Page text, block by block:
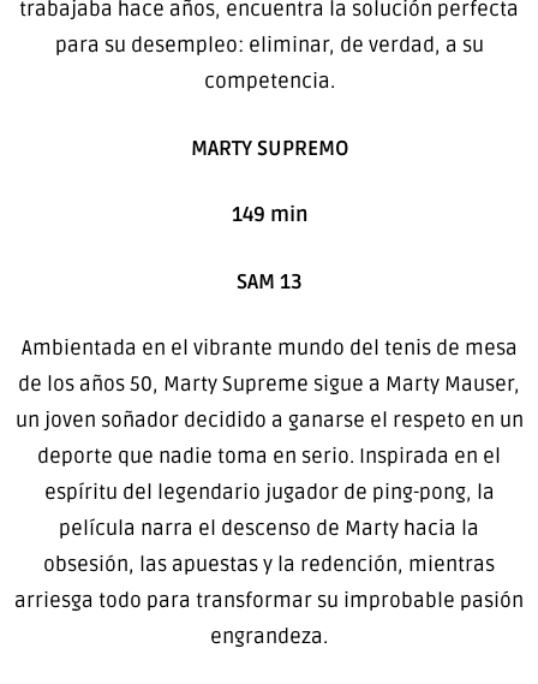
trabajaba hace años, encuentra la solución perfecta
para su desempleo: eliminar, de verdad, a su
competencia.
MARTY SUPREMO
149 min
SAM 13
Ambientada en el vibrante mundo del tenis de mesa
de los años 50, Marty Supreme sigue a Marty Mauser,
un joven soñador decidido a ganarse el respeto en un
deporte que nadie toma en serio. Inspirada en el
espíritu del legendario jugador de ping-pong, la
película narra el descenso de Marty hacia la
obsesión, las apuestas y la redención, mientras
arriesga todo para transformar su improbable pasión
engrandeza.